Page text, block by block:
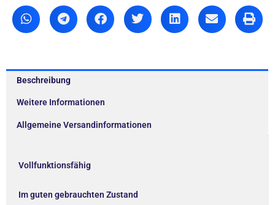
Beschreibung
Weitere Informationen
Allgemeine Versandinformationen
Vollfunktionsfähig
Im guten gebrauchten Zustand